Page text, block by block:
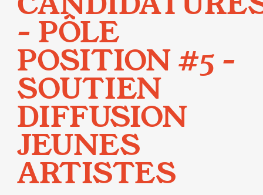
– PÔLE
POSITION #5 –
SOUTIEN
DIFFUSION
JEUNES
ARTISTES